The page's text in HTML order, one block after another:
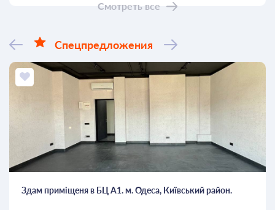
Смотреть все
Спецпредложения
Здам приміщеня в БЦ А1. м. Одеса, Київський район.